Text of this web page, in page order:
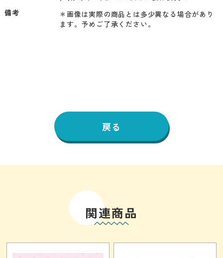
備考
＊画像は実際の商品とは多少異なる場合があり
ます。予めご了承ください。
戻る
関連商品